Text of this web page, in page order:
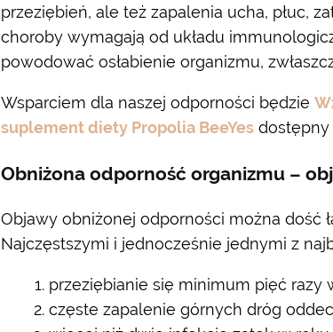
przeziębień, ale też zapalenia ucha, płuc,
choroby wymagają od układu
powodować osłabienie organizmu,
Wsparciem dla naszej odporności będzie
suplement diety Propolia BeeYes dostępny
Obniżona odporność organizmu –
Objawy obniżonej odporności można dość
Najczęstszymi i jednocześnie jednymi z
przeziębianie się minimum pięć razy
częste zapalenie górnych dróg